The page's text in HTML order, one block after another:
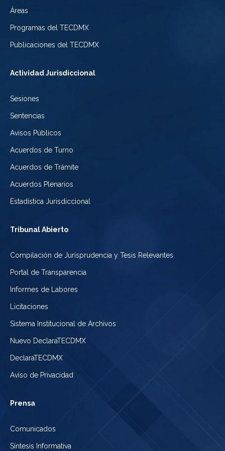
Áreas
Programas del TECDMX
Publicaciones del TECDMX
Actividad Jurisdiccional
Sesiones
Sentencias
Avisos Públicos
Acuerdos de Turno
Acuerdos de Trámite
Acuerdos Plenarios
Estadística Jurisdiccional
Tribunal Abierto
Compilación de Jurisprudencia y Tesis Relevantes
Portal de Transparencia
Informes de Labores
Licitaciones
Sistema Institucional de Archivos
Nuevo DeclaraTECDMX
DeclaraTECDMX
Aviso de Privacidad
Prensa
Comunicados
Síntesis Informativa